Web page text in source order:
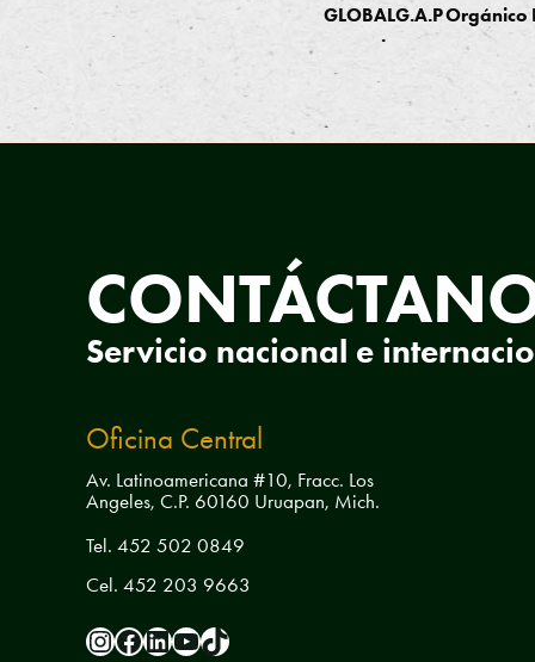
GLOBALG.A.P
.
Orgánico
Servicio nacional e
Oficina Central
Av. Latinoamericana #10, Fracc. Los
Angeles, C.P. 60160 Uruapan, Mich.
Tel. 452 502 0849
Cel. 452 203 9663
pamfa.ac
Pamfa ACpamfa-acPamfaAC
pamfa.ac